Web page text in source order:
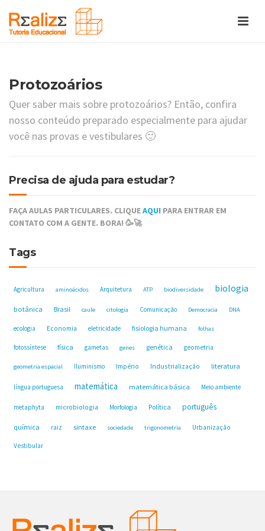
Protozoários
Quer saber mais sobre protozoários? Então, confira
nosso conteúdo preparado especialmente para ajudar
você nas provas e vestibulares 🙂
Precisa de ajuda para estudar?
FAÇA AULAS PARTICULARES. CLIQUEAQUI PARA ENTRAR EM
CONTATO COM A GENTE. BORA! 🥳🚀
Tags
Agricultura aminoácidos Arquitetura ATP biodiversidade biologia
botânica Brasil caule citologia Comunicação Democracia DNA
ecologia Economia eletricidade fisiologia humana folhas
fotossíntese física gametas genes genética geometria
geometria espacial Iluminismo Império Industrialização literatura
língua portuguesa matemática matemática básica Meio ambiente
metaphyta microbiologia Morfologia Política português
química raiz sintaxe sociedade trigonometria Urbanização
Vestibular